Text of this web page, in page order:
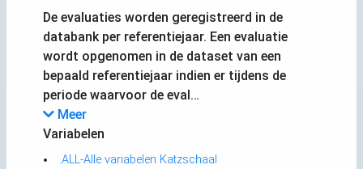
De evaluaties worden geregistreerd in de
databank per referentiejaar. Een evaluatie
wordt opgenomen in de dataset van een
bepaald referentiejaar indien er tijdens de
periode waarvoor de eval…
Meer
Variabelen
.ALL-Alle variabelen Katzschaal